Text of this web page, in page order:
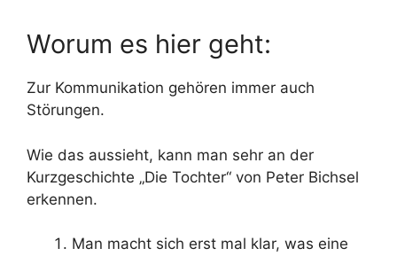
Worum es hier geht:
Zur Kommunikation gehören immer auch
Störungen.
Wie das aussieht, kann man sehr an der
Kurzgeschichte „Die Tochter“ von Peter Bichsel
erkennen.
Man macht sich erst mal klar, was eine